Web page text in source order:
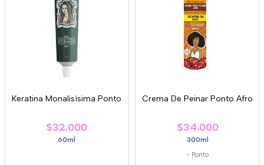
Keratina Monalisísima Ponto
$32.000
60ml
Crema De Peinar Ponto Afro
$34.000
300ml
- Ponto